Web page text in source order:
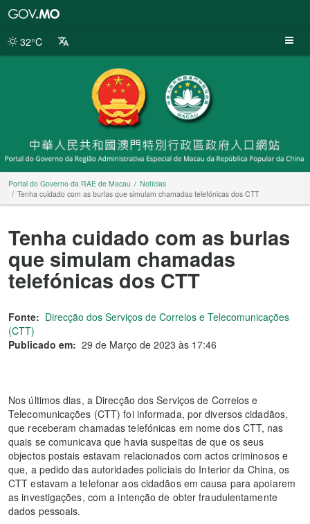
da
32°C
Portal do Governo da RAE de Macau
Notícias
Tenha cuidado com as burlas que simulam chamadas telefónicas dos CTT
Tenha cuidado com as burlas
que simulam chamadas
telefónicas dos CTT
Fonte: Direcção dos Serviços de Correios e Telecomunicações
(CTT)
Publicado em: 29 de Março de 2023 às 17:46
Nos últimos dias, a Direcção dos Serviços de Correios e
Telecomunicações (CTT) foi informada, por diversos cidadãos,
que receberam chamadas telefónicas em nome dos CTT, nas
quais se comunicava que havia suspeitas de que os seus
objectos postais estavam relacionados com actos criminosos e
que, a pedido das autoridades policiais do Interior da China, os
CTT estavam a telefonar aos cidadãos em causa para apoiarem
as investigações, com a intenção de obter fraudulentamente
dados pessoais.